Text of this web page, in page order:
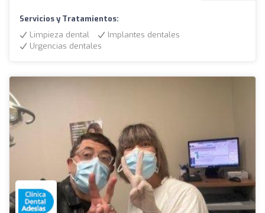
Servicios y Tratamientos:
Limpieza dental
Implantes dentales
Urgencias dentales